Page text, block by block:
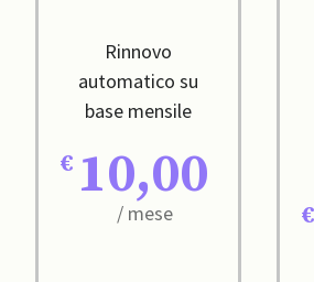
Rinnovo
automatico su
base mensile
10,00
/ mese